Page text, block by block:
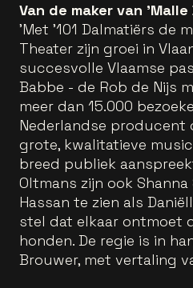
Van de maker van 'Malle
'Met '101 Dalmatiërs de
Theater zijn groei in
succesvolle Vlaamse
Babbe - de Rob de Nijs
meer dan 15.000
Nederlandse producent
grote, kwalitatieve
breed publiek
Oltmans zijn ook Shanna
Hassan te zien als
stel dat elkaar ontmoet
honden. De regie is in
Brouwer, met vertaling